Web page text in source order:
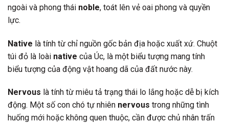
ngoài và phong thái noble, toát lên vẻ oai phong và quyền
lực.
Native là tính từ chỉ nguồn gốc bản địa hoặc xuất xứ. Chuột
túi đỏ là loài native của Úc, là một biểu tượng mang tính
biểu tượng của động vật hoang dã của đất nước này.
Nervous là tính từ miêu tả trạng thái lo lắng hoặc dễ bị kích
động. Một số con chó tự nhiên nervous trong những tình
huống mới hoặc không quen thuộc, cần được chủ nhân trấn